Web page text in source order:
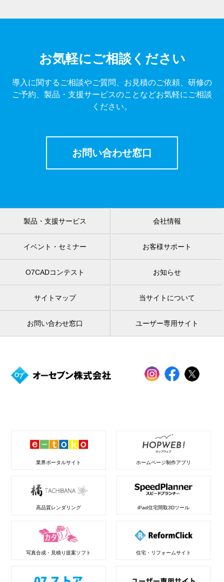
お気軽にご相談ください
導入に関するご相談やご質問、お見積のご依頼、研修の
ご予約、製品・支援サービスのことなどお気軽にご相談
ください。
お問い合わせ窓口
製品・支援サービス 会社情報
イベント・セミナー お客様サポート
O7CADコンテスト お知らせ
サイトマップ 当サイトについて
お問い合わせ窓口 ユーザー専用サイト
業界ポータルサイト ホームページ制作アプリ
高品質レンダリング iPad住宅間取3Dツール
写真合成・見積り提案ソフト 住宅・リフォームサイト